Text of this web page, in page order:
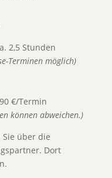
2,5 Stunden
Terminen möglich)
€/Termin
können abweichen.)
über die
Dort